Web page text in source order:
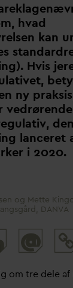
hvad
kan
stand
Hvis
ny
lanceret
i 2020.
og Mette
DANVA
@
om tre dele